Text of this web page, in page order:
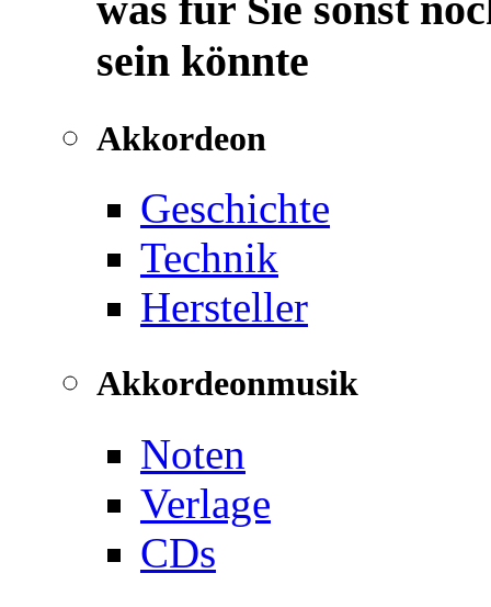
sein könnte
Akkordeon
Geschichte
Technik
Hersteller
Akkordeonmusik
Noten
Verlage
CDs